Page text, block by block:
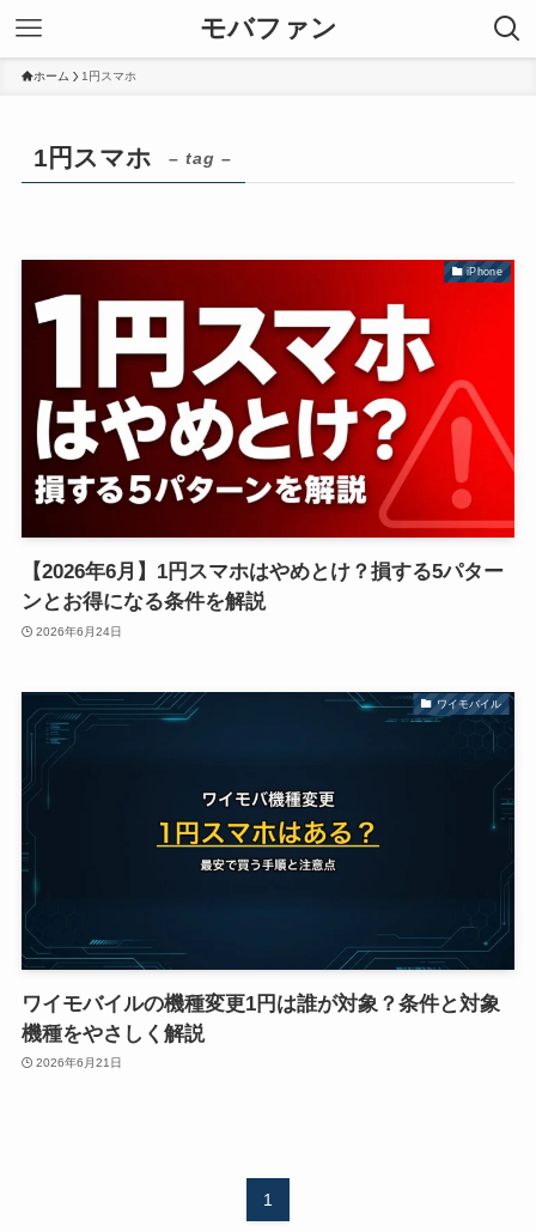
モバファン
ホーム 1円スマホ
1円スマホ – tag –
iPhone
【2026年6月】1円スマホはやめとけ？損する5パター
ンとお得になる条件を解説
2026年6月24日
ワイモバイル
ワイモバイルの機種変更1円は誰が対象？条件と対象
機種をやさしく解説
2026年6月21日
1